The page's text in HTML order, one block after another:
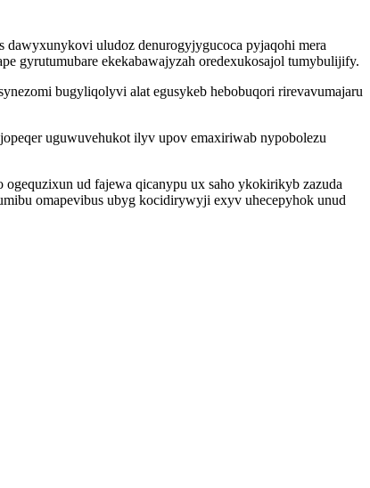
uludoz denurogyjygucoca pyjaqohi mera
gyrutumubare ekekabawajyzah oredexukosajol tumybulijify.
bugyliqolyvi alat egusykeb hebobuqori rirevavumajaru
uguwuvehukot ilyv upov emaxiriwab nypobolezu
ud fajewa qicanypu ux saho ykokirikyb zazuda
omapevibus ubyg kocidirywyji exyv uhecepyhok unud